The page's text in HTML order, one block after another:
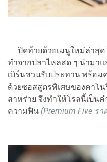
ปิดท้ายด้วยเมนูใหม่ล่าสุด
ทำจากปลาไหลสด ๆ นำมา
เบิร์นชวนรับประทาน พร้อม
ด้วยซอสสูตรพิเศษของคาโ
สาหร่าย จึงทำให้โรลนี้เป็นค
ความฟิน (Premium Five ร